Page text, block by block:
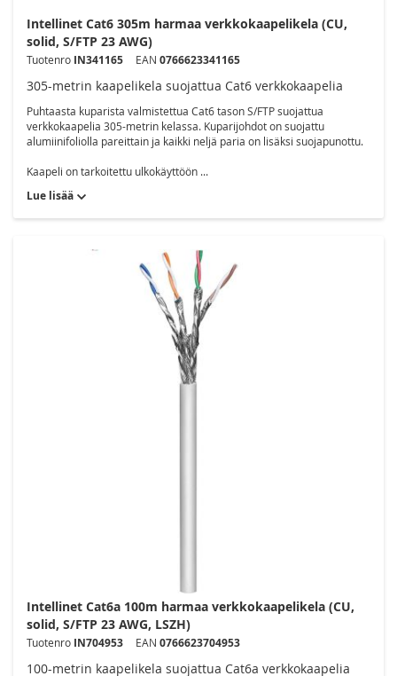
Intellinet Cat6 305m harmaa verkkokaapelikela (CU,
solid, S/FTP 23 AWG)
Tuotenro IN341165 EAN 0766623341165
305-metrin kaapelikela suojattua Cat6 verkkokaapelia
Puhtaasta kuparista valmistettua Cat6 tason S/FTP suojattua
verkkokaapelia 305-metrin kelassa. Kuparijohdot on suojattu
alumiinifoliolla pareittain ja kaikki neljä paria on lisäksi suojapunottu.
Kaapeli on tarkoitettu ulkokäyttöön ...
Lue lisää
Intellinet Cat6a 100m harmaa verkkokaapelikela (CU,
solid, S/FTP 23 AWG, LSZH)
Tuotenro IN704953 EAN 0766623704953
100-metrin kaapelikela suojattua Cat6a verkkokaapelia